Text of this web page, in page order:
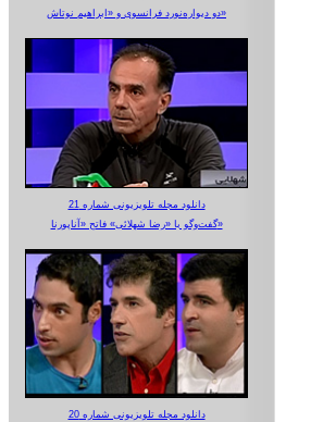
دو دیواره‌نورد فرانسوی و «ابراهیم نوتاش»
دانلود مجله تلویزیونی شماره 21
گفت‌وگو با «رضا شهلائی» فاتح «آناپورنا»
دانلود مجله تلویزیونی شماره 20